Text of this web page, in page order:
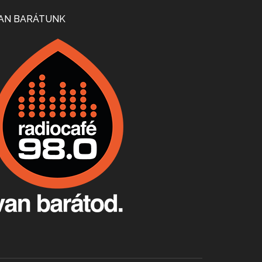
Apr 24, 2026 • 00:38:10
Villány, kékfrankos, Jackfall
Apr 17, 2026 • 00:35:38
Apr 9, 2026 • 00:37:17
BARÁTUNK